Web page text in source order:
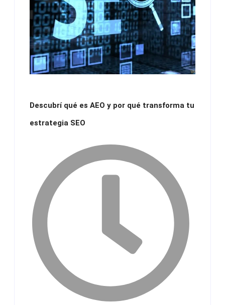
Descubrí qué es AEO y por qué transforma tu
estrategia SEO